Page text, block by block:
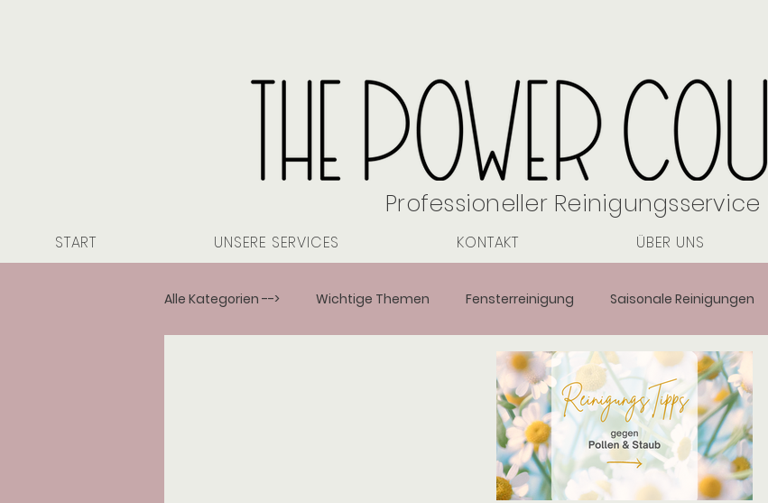
Professioneller Reinigungsservice
START UNSERE SERVICES KONTAKT ÜBER UNS
Alle Kategorien --> Wichtige Themen Fensterreinigung Saisonale Reinigungen